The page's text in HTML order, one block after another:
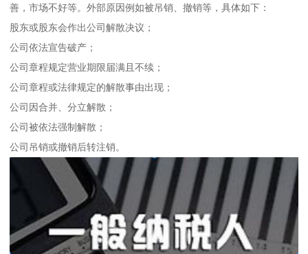
善，市场不好等。外部原因例如被吊销、撤销等，具体如下：
股东或股东会作出公司解散决议；
公司依法宣告破产；
公司章程规定营业期限届满且不续；
公司章程或法律规定的解散事由出现；
公司因合并、分立解散；
公司被依法强制解散；
公司吊销或撤销后转注销。